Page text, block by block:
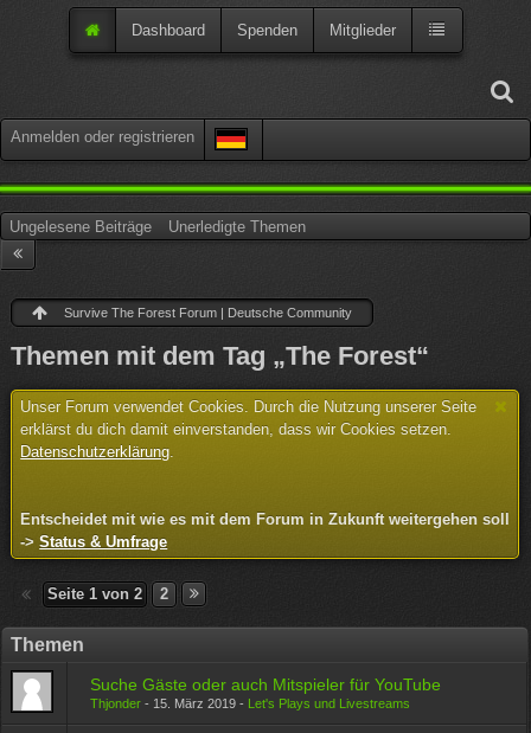
Anmelden oder registrieren
Dashboard Spenden Mitglieder
Ungelesene Beiträge Unerledigte Themen
Survive The Forest Forum | Deutsche Community
Themen mit dem Tag „The Forest“
Unser Forum verwendet Cookies. Durch die Nutzung unserer Seite
erklärst du dich damit einverstanden, dass wir Cookies setzen.
Datenschutzerklärung.
Entscheidet mit wie es mit dem Forum in Zukunft weitergehen soll
->Status & Umfrage
Seite 1 von 2 2
Themen
Suche Gäste oder auch Mitspieler für YouTube
Thjonder - 15. März 2019 - Let's Plays und Livestreams